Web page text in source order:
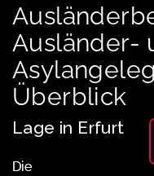
Ausländer-
Überblick
Lage in Erfurt
Die